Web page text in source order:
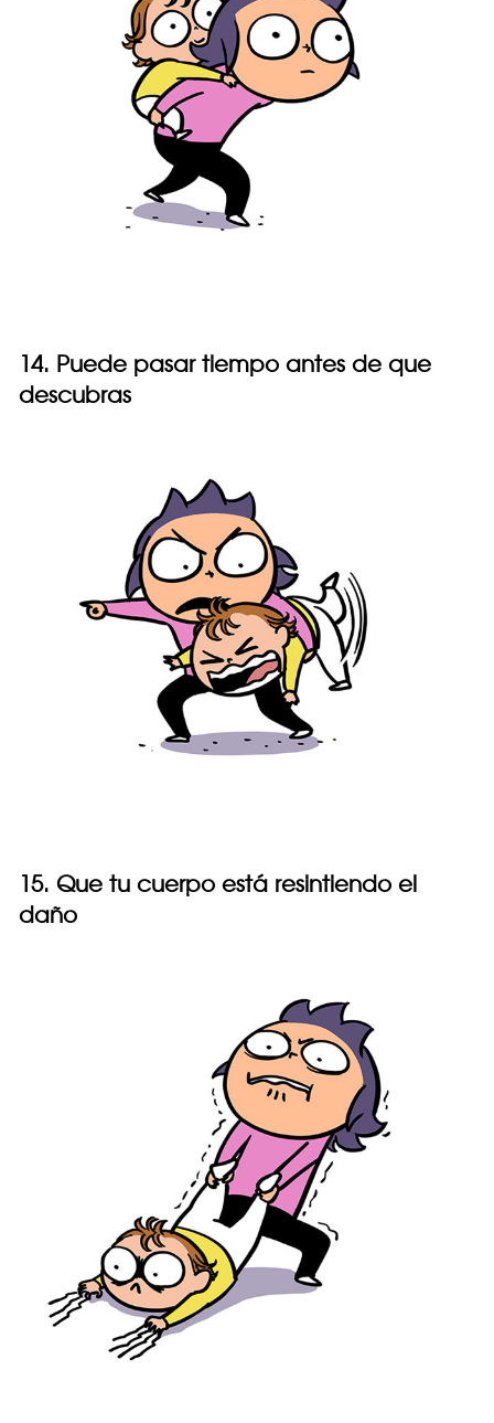
14. Puede pasar tiempo antes de que
descubras
15. Que tu cuerpo está resintiendo el
daño